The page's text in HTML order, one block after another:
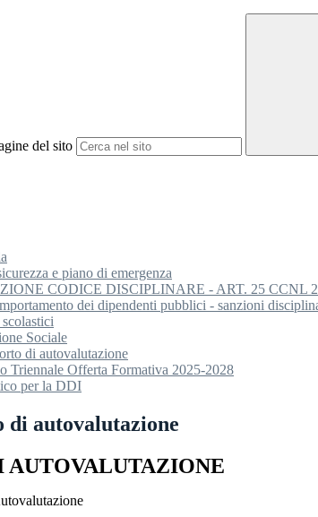
del sito
e piano di emergenza
CODICE DISCIPLINARE - ART. 25 CCNL
dei dipendenti pubblici - sanzioni
Sociale
di autovalutazione
Triennale Offerta Formativa 2025-2028
per la DDI
di autovalutazione
AUTOVALUTAZIONE